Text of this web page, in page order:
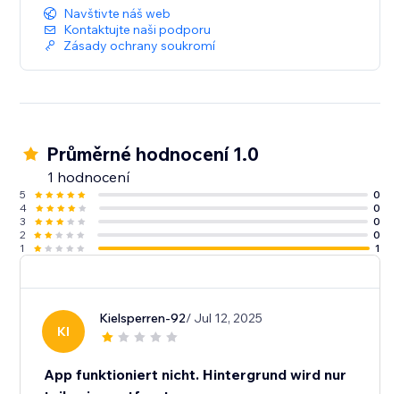
Navštivte náš web
Kontaktujte naši podporu
Zásady ochrany soukromí
Průměrné hodnocení 1.0
1 hodnocení
5
0
4
0
3
0
2
0
1
1
KI
Kielsperren-92/ Jul 12, 2025
App funktioniert nicht. Hintergrund wird nur